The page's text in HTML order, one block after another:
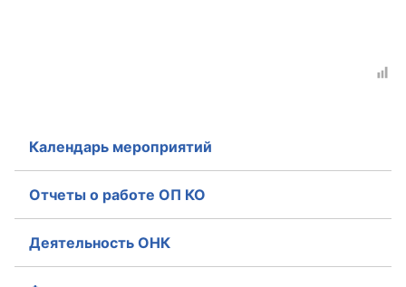
Календарь мероприятий
Отчеты о работе ОП КО
Деятельность ОНК